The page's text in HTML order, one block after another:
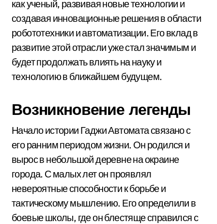
как ученый, развивая новые технологии и
создавая инновационные решения в области
робототехники и автоматизации. Его вклад в
развитие этой отрасли уже стал значимым и
будет продолжать влиять на науку и
технологию в ближайшем будущем.
Возникновение легенды
Начало истории Гаджи Автомата связано с
его ранним периодом жизни. Он родился и
вырос в небольшой деревне на окраине
города. С малых лет он проявлял
невероятные способности к борьбе и
тактическому мышлению. Его определили в
боевые школы, где он блестяще справился с